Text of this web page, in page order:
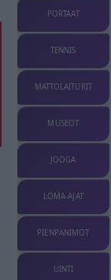
PORTAAT
TENNIS
MATTOLAITURIT
MUSEOT
JOOGA
LOMA-AJAT
PIENPANIMOT
UINTI